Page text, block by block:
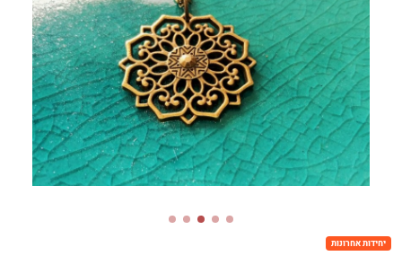
יחידות אחרונות